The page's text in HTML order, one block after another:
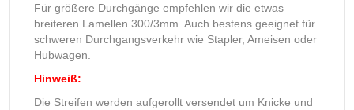
Für größere Durchgänge empfehlen wir die etwas
breiteren Lamellen 300/3mm. Auch bestens geeignet für
schweren Durchgangsverkehr wie Stapler, Ameisen oder
Hubwagen.
Hinweiß:
Die Streifen werden aufgerollt versendet um Knicke und